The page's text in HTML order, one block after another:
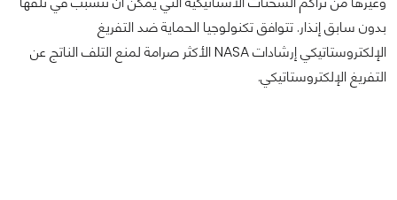
بدون سابق إنذار. تتوافق تكنولوجيا الحماية ضد التفريغ
الإلكتروستاتيكي إرشادات NASA الأكثر صرامة لمنع التلف الناتج عن
التفريغ الإلكتروستاتيكي.